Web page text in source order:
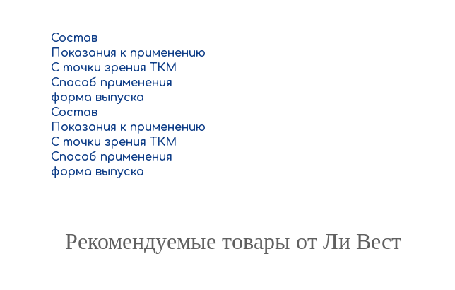
Состав
Показания к применению
С точки зрения ТКМ
Способ применения
форма выпуска
Состав
Показания к применению
С точки зрения ТКМ
Способ применения
форма выпуска
Рекомендуемые товары от Ли Вест